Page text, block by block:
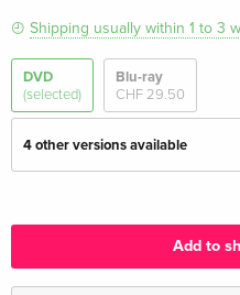
Shipping usually within 1 to 3
DVD
(selected)
Blu-ray
CHF 29.50
4 other versions available
Add to